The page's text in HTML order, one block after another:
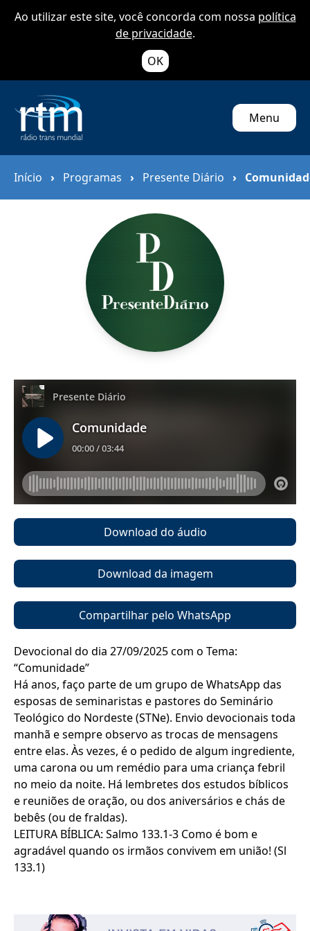
Ao utilizar este site, você concorda com nossa política
de privacidade.
OK
Menu
Início › Programas › Presente Diário ›
Download do áudio
Download da imagem
Compartilhar pelo WhatsApp
Devocional do dia 27/09/2025 com o Tema:
“Comunidade”
Há anos, faço parte de um grupo de WhatsApp das
esposas de seminaristas e pastores do Seminário
Teológico do Nordeste (STNe). Envio devocionais toda
manhã e sempre observo as trocas de mensagens
entre elas. Às vezes, é o pedido de algum ingrediente,
uma carona ou um remédio para uma criança febril
no meio da noite. Há lembretes dos estudos bíblicos
e reuniões de oração, ou dos aniversários e chás de
bebês (ou de fraldas).
LEITURA BÍBLICA: Salmo 133.1-3 Como é bom e
agradável quando os irmãos convivem em união! (Sl
133.1)